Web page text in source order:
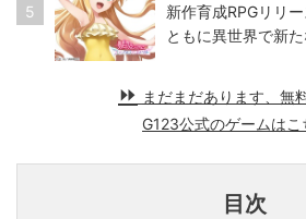
5
新作育成RPGリリ
ともに異世界で新
まだまだあります、無
G123公式のゲームはこ
目次